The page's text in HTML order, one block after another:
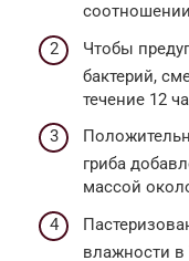
Чтобы
бактерий,
течение 12
гриба
массой
влажности в